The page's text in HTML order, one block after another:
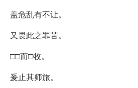
盖危乱有不让。
又畏此之罪苦。
□□而□牧。
爰止其师旅。